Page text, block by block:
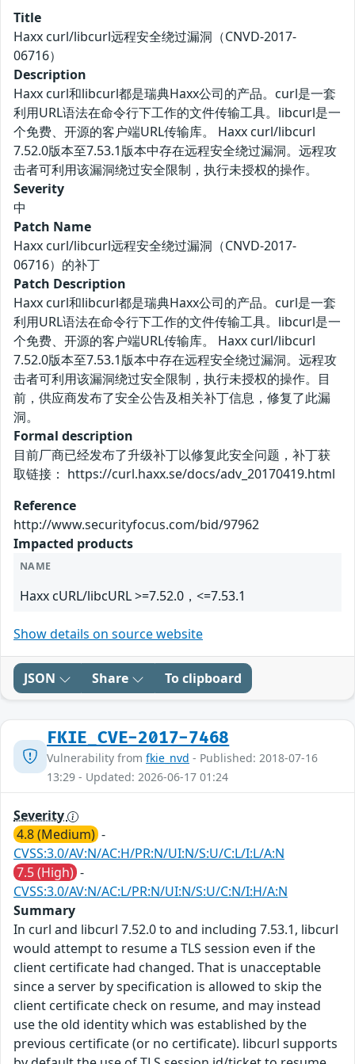
Title
Haxx curl/libcurl远程安全绕过漏洞（CNVD-2017-
06716）
Description
Haxx curl和libcurl都是瑞典Haxx公司的产品。curl是一套
利用URL语法在命令行下工作的文件传输工具。libcurl是一
个免费、开源的客户端URL传输库。 Haxx curl/libcurl
7.52.0版本至7.53.1版本中存在远程安全绕过漏洞。远程攻
击者可利用该漏洞绕过安全限制，执行未授权的操作。
Severity
中
Patch Name
Haxx curl/libcurl远程安全绕过漏洞（CNVD-2017-
06716）的补丁
Patch Description
Haxx curl和libcurl都是瑞典Haxx公司的产品。curl是一套
利用URL语法在命令行下工作的文件传输工具。libcurl是一
个免费、开源的客户端URL传输库。 Haxx curl/libcurl
7.52.0版本至7.53.1版本中存在远程安全绕过漏洞。远程攻
击者可利用该漏洞绕过安全限制，执行未授权的操作。目
前，供应商发布了安全公告及相关补丁信息，修复了此漏
洞。
Formal description
目前厂商已经发布了升级补丁以修复此安全问题，补丁获
取链接： https://curl.haxx.se/docs/adv_20170419.html
Reference
http://www.securityfocus.com/bid/97962
Impacted products
NAME
Haxx cURL/libcURL >=7.52.0，<=7.53.1
Show details on source website
JSON Share To clipboard
FKIE_CVE-2017-7468
Vulnerability from fkie_nvd - Published: 2018-07-16
13:29 - Updated: 2026-06-17 01:24
Severity
4.8 (Medium) -
CVSS:3.0/AV:N/AC:H/PR:N/UI:N/S:U/C:L/I:L/A:N
7.5 (High) -
CVSS:3.0/AV:N/AC:L/PR:N/UI:N/S:U/C:N/I:H/A:N
Summary
In curl and libcurl 7.52.0 to and including 7.53.1, libcurl
would attempt to resume a TLS session even if the
client certificate had changed. That is unacceptable
since a server by specification is allowed to skip the
client certificate check on resume, and may instead
use the old identity which was established by the
previous certificate (or no certificate). libcurl supports